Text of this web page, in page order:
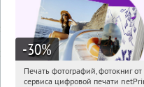
-30%
15:14:21
Печать фотографий, фотокниг от
сервиса цифровой печати